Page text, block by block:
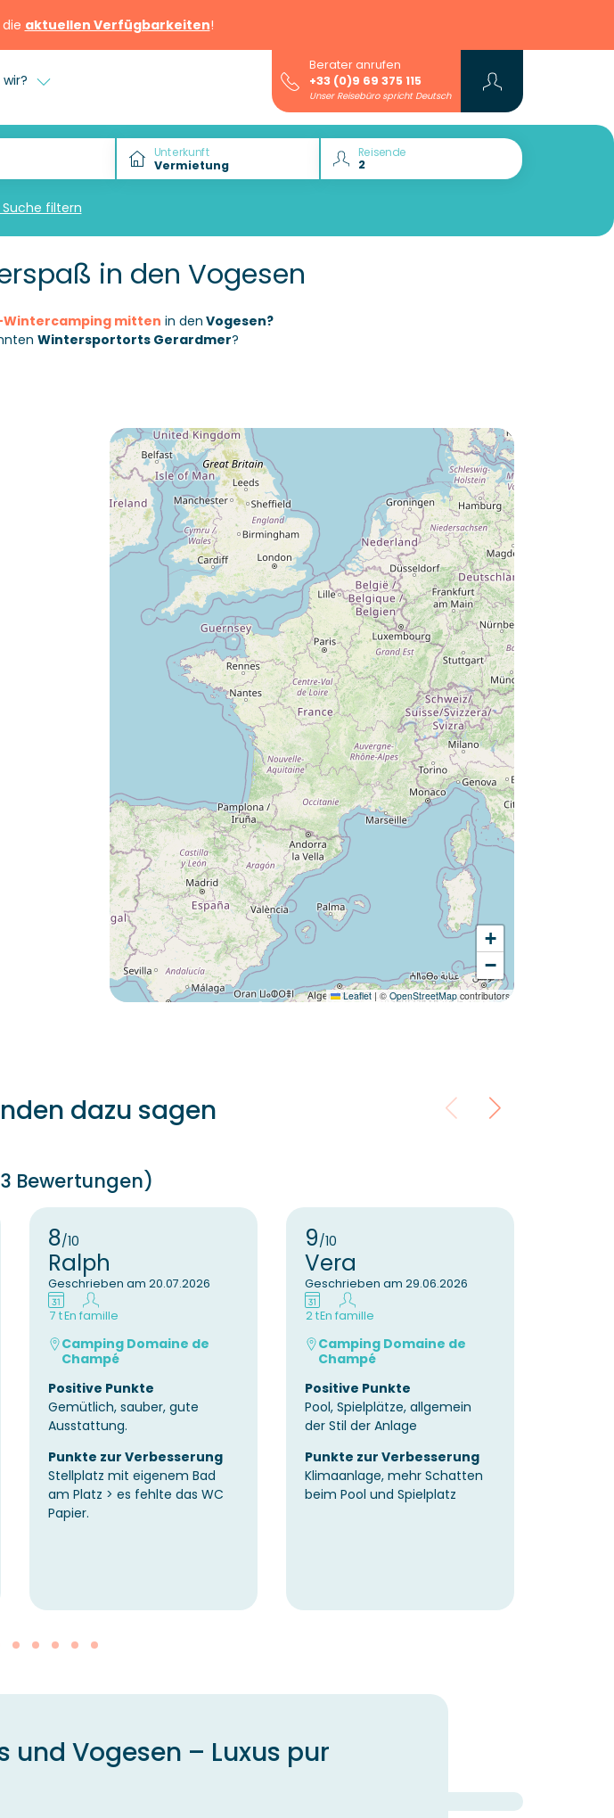
aktuellen Verfügbarkeiten!
Berater anrufen
+33 (0)9 69 375 115
Unser Reisebüro spricht Deutsch
Unterkunft Reisende
filtern
in den Vogesen
mitten in den Vogesen?
Wintersportorts Gerardmer?
Lust auf die :
Camping Domaine de Champé
?
Entdecken Sie
+
−
Leaflet | © OpenStreetMapcontributors
dazu sagen
Bewertungen)
8/10
Ralph
Geschrieben am 20.07.2026
7 tEn famille
Camping Domaine de
Champé
Positive Punkte
Gemütlich, sauber, gute
Ausstattung.
Punkte zur Verbesserung
Stellplatz mit eigenem Bad
am Platz > es fehlte das WC
Papier.
9/10
Vera
Geschrieben am 29.06.2026
2 tEn famille
Camping Domaine de
Champé
Positive Punkte
Pool, Spielplätze, allgemein
der Stil der Anlage
Punkte zur Verbesserung
Klimaanlage, mehr Schatten
beim Pool und Spielplatz
Vogesen – Luxus pur